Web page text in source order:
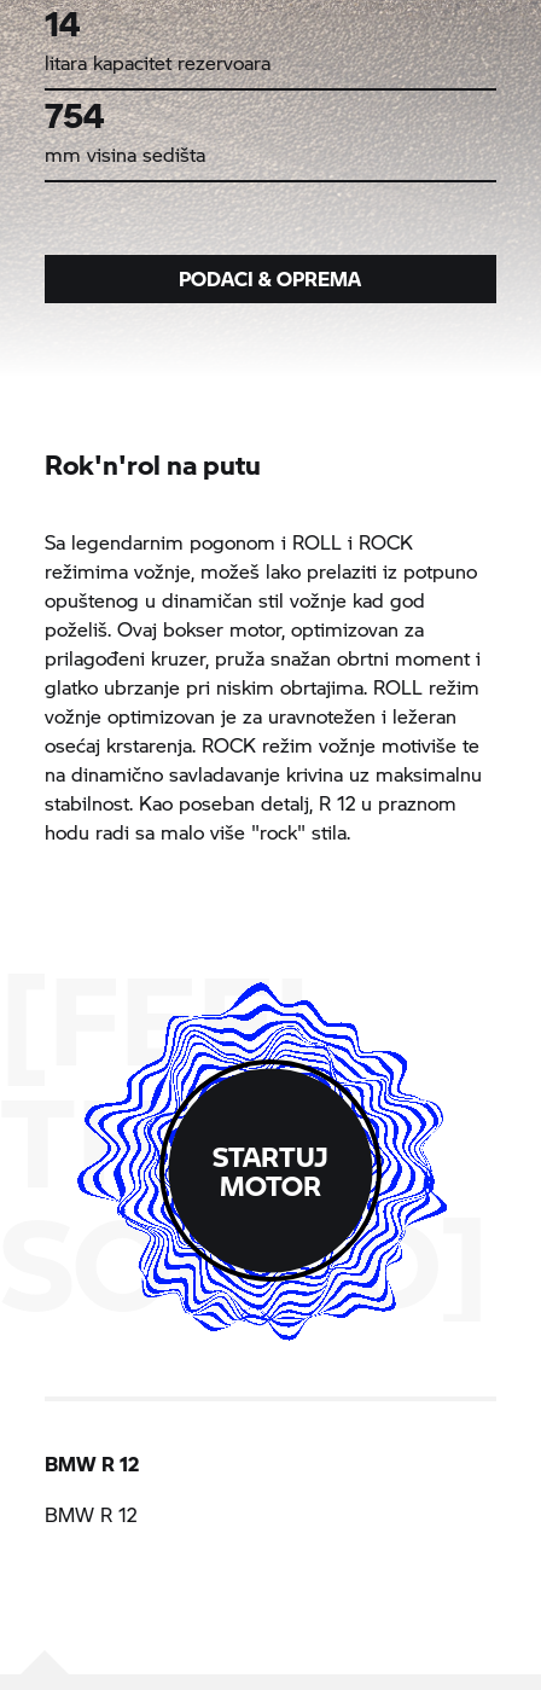
14
litara kapacitet rezervoara
754
mm visina sedišta
PODACI & OPREMA
Rok'n'rol na putu
Sa legendarnim pogonom i ROLL i ROCK
režimima vožnje, možeš lako prelaziti iz potpuno
opuštenog u dinamičan stil vožnje kad god
poželiš. Ovaj bokser motor, optimizovan za
prilagođeni kruzer, pruža snažan obrtni moment i
glatko ubrzanje pri niskim obrtajima. ROLL režim
vožnje optimizovan je za uravnotežen i ležeran
osećaj krstarenja. ROCK režim vožnje motiviše te
na dinamično savladavanje krivina uz maksimalnu
stabilnost. Kao poseban detalj, R 12 u praznom
hodu radi sa malo više "rock" stila.
[FEEL
THE
SOUND]
STARTUJ
MOTOR
BMW R 12
BMW R 12